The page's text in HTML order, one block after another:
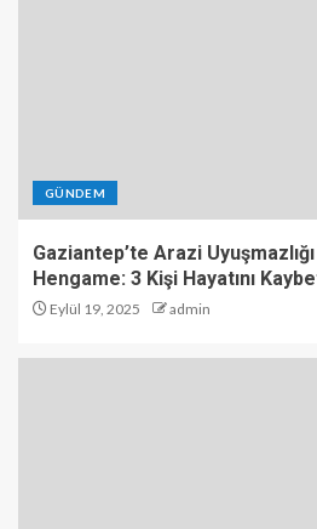
GÜNDEM
Gaziantep’te Arazi
Hengame: 3 Kişi Hayatını
Eylül 19, 2025 admin